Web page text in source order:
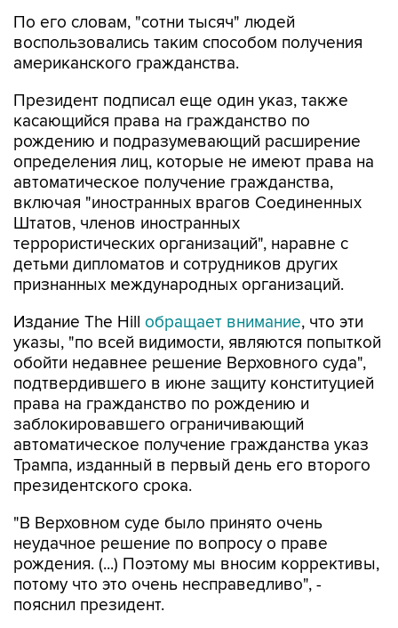
По его словам, "сотни тысяч" людей
воспользовались таким способом получения
американского гражданства.
Президент подписал еще один указ, также
касающийся права на гражданство по
рождению и подразумевающий расширение
определения лиц, которые не имеют права на
автоматическое получение гражданства,
включая "иностранных врагов Соединенных
Штатов, членов иностранных
террористических организаций", наравне с
детьми дипломатов и сотрудников других
признанных международных организаций.
Издание The Hill обращает внимание, что эти
указы, "по всей видимости, являются попыткой
обойти недавнее решение Верховного суда",
подтвердившего в июне защиту конституцией
права на гражданство по рождению и
заблокировавшего ограничивающий
автоматическое получение гражданства указ
Трампа, изданный в первый день его второго
президентского срока.
"В Верховном суде было принято очень
неудачное решение по вопросу о праве
рождения. (...) Поэтому мы вносим коррективы,
потому что это очень несправедливо", -
пояснил президент.